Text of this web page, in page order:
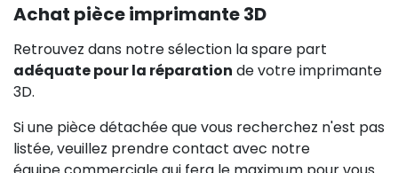
Achat pièce imprimante 3D
Retrouvez dans notre sélection la spare part
adéquate pour la réparation de votre imprimante
3D.
Si une pièce détachée que vous recherchez n'est pas
listée, veuillez prendre contact avec notre